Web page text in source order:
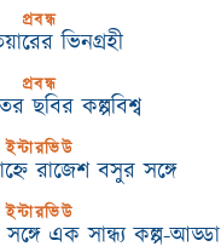
প্রবন্ধ
ভিনগ্রহী
প্রবন্ধ
ছবির কল্পবিশ্ব
ইন্টারভিউ
রাজেশ বসুর সঙ্গে
ইন্টারভিউ
এক সান্ধ্য কল্প-আড্ডা